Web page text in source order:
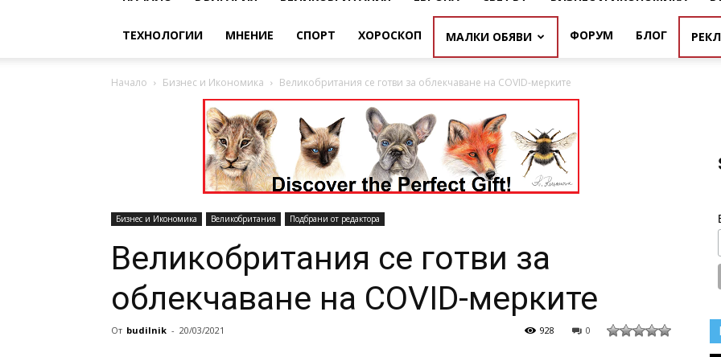
ТЕХНОЛОГИИ МНЕНИЕ СПОРТ ХОРОСКОП МАЛКИ ОБЯВИ ФОРУМ БЛОГ
Начало Бизнес и Икономика Великобритания се готви за облекчаване на COVID-мерките
Бизнес и Икономика Великобритания Подбрани от редактора
Великобритания се готви за
облекчаване на COVID-мерките
От budilnik - 20/03/2021 0
928